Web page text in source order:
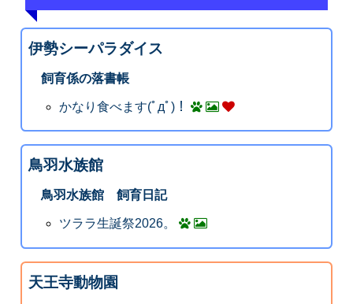
伊勢シーパラダイス
飼育係の落書帳
かなり食べます(ﾟдﾟ)！
鳥羽水族館
鳥羽水族館 飼育日記
ツララ生誕祭2026。
天王寺動物園